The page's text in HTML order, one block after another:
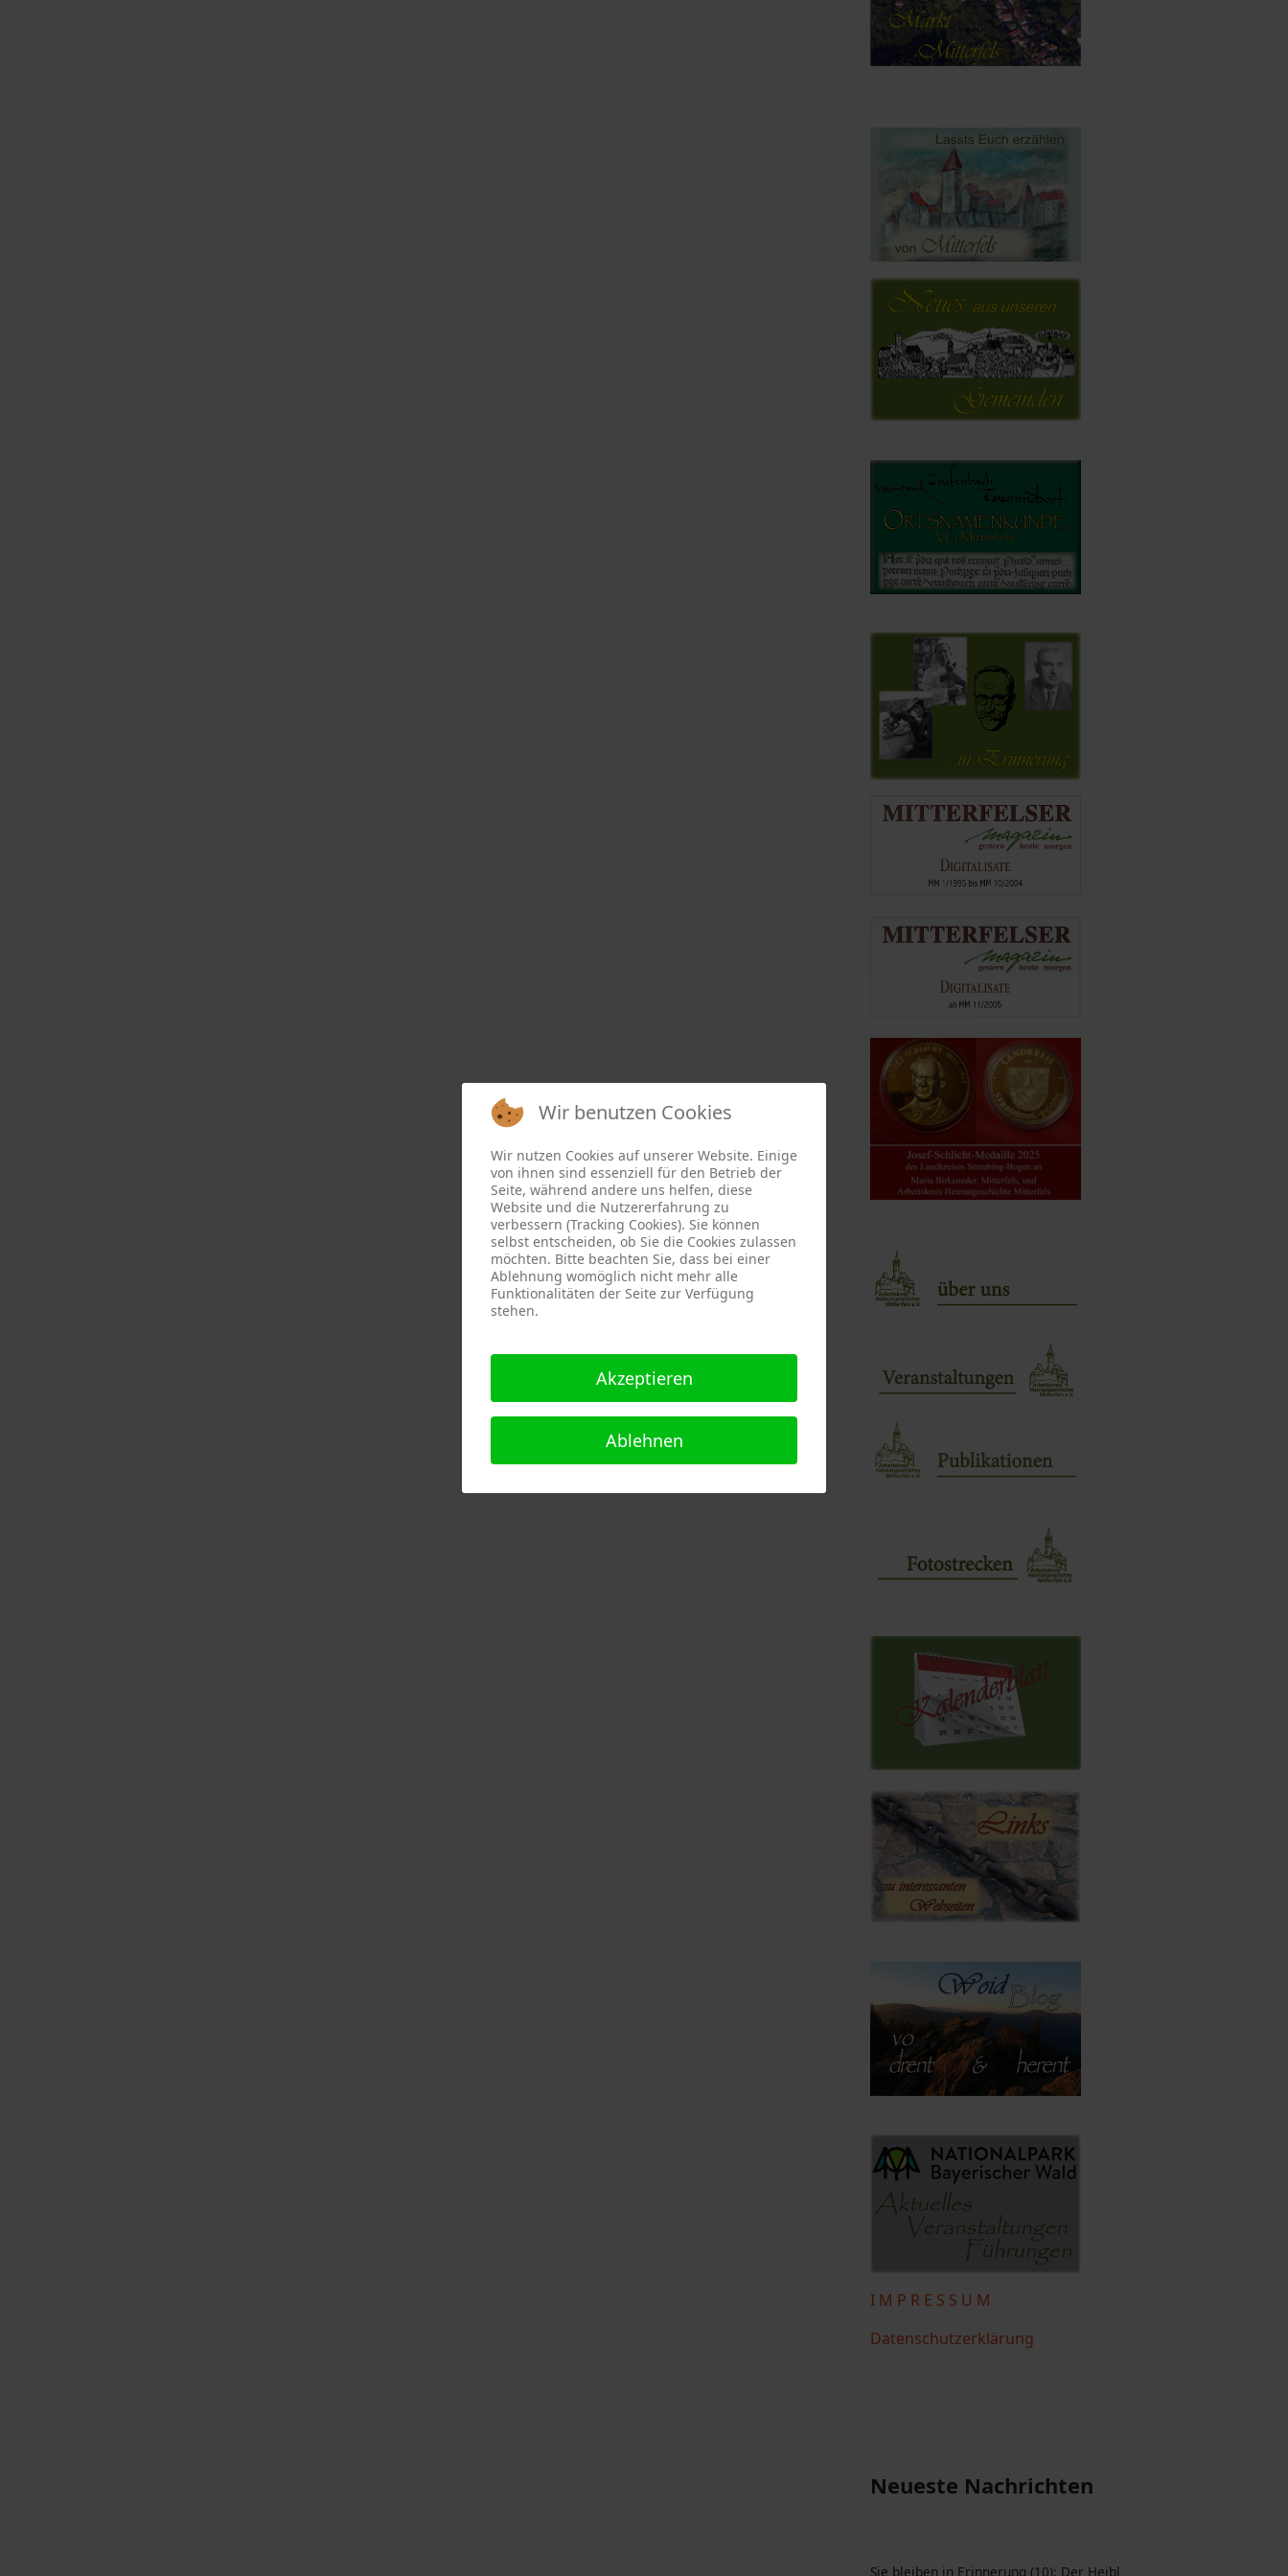
I M P R E S S U M
Datenschutzerklärung
Neueste Nachrichten
Sie bleiben in Erinnerung (10): Der Heibl
Wir benutzen Cookies
Wir nutzen Cookies auf unserer Website. Einige
von ihnen sind essenziell für den Betrieb der
Seite, während andere uns helfen, diese
Website und die Nutzererfahrung zu
verbessern (Tracking Cookies). Sie können
selbst entscheiden, ob Sie die Cookies zulassen
möchten. Bitte beachten Sie, dass bei einer
Ablehnung womöglich nicht mehr alle
Funktionalitäten der Seite zur Verfügung
stehen.
Akzeptieren
Ablehnen